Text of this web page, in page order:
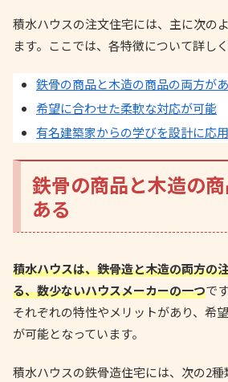
積水ハウスの注文住宅には、主に次の
ます。ここでは、各特徴について詳しく
鉄骨の商品と木造の商品の両方が
希望に合わせた柔軟な対応が可能
有名建築家からの学びを設計に応
鉄骨の商品と木造の
ある
積水ハウスは、鉄骨造と木造の両方の
る、数少ないハウスメーカーの一つで
それぞれの特性やメリットがあり、希
が可能となっています。
積水ハウスの鉄骨造住宅には、次の2種